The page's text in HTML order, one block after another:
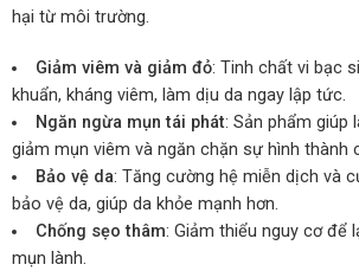
hại từ môi trường.
Giảm viêm và giảm đỏ: Tinh chất vi bạc
khuẩn, kháng viêm, làm dịu da ngay lập tức.
Ngăn ngừa mụn tái phát: Sản phẩm giúp
giảm mụn viêm và ngăn chặn sự hình thành
Bảo vệ da: Tăng cường hệ miễn dịch và
bảo vệ da, giúp da khỏe mạnh hơn.
Chống sẹo thâm: Giảm thiểu nguy cơ để
mụn lành.